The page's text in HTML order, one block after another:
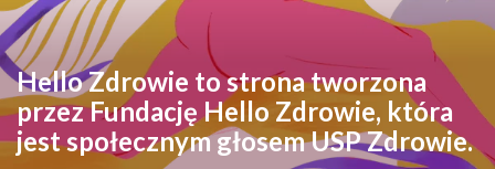
Hello Zdrowie to strona tworzona
przez Fundację Hello Zdrowie, która
jest społecznym głosem USP Zdrowie.